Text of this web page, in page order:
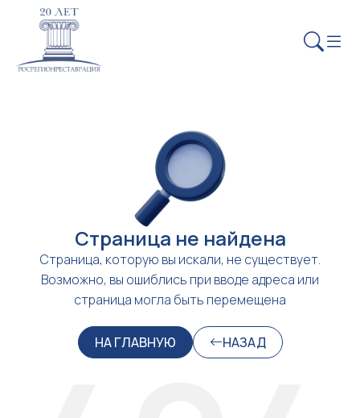
Страница не найдена
Страница, которую вы искали, не существует.
Возможно, вы ошиблись при вводе адреса или
страница могла быть перемещена
НА ГЛАВНУЮ НАЗАД